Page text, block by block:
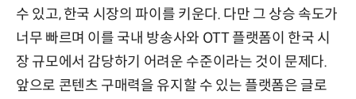
수 있고, 한국 시장의 파이를 키운다. 다만 그 상승 속도가
너무 빠르며 이를 국내 방송사와 OTT 플랫폼이 한국 시
장 규모에서 감당하기 어려운 수준이라는 것이 문제다.
앞으로 콘텐츠 구매력을 유지할 수 있는 플랫폼은 글로